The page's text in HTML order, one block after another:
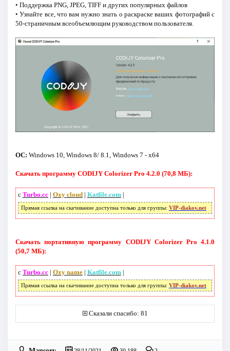
• Поддержка PNG, JPEG, TIFF и других популярных файлов
• Узнайте все, что вам нужно знать о раскраске ваших фотографий с
50-страничным всеобъемлющим руководством пользователя.
ОС: Windows 10, Windows 8/ 8.1, Windows 7 - x64
Скачать программу CODIJY Colorizer Pro 4.2.0 (70,8 МБ):
с Turbo.cc| Oxy cloud| Katfile.com |
Прямая ссылка на скачивание доступна только для группы: VIP-diakov.net
Скачать портативную программу CODIJY Colorizer Pro 4.1.0
(50,7 МБ):
с Turbo.cc| Oxy name| Katfile.com |
Прямая ссылка на скачивание доступна только для группы: VIP-diakov.net
Сказали спасибо: 81